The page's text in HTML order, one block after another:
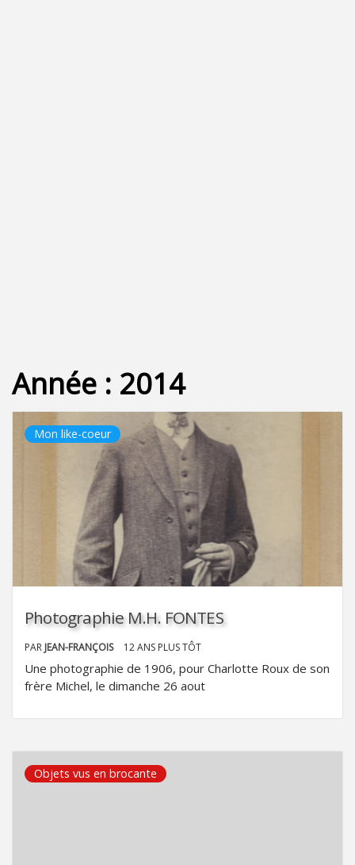
Année : 2014
Mon like-coeur
Photographie M.H. FONTES
PAR JEAN-FRANÇOIS 12 ANS PLUS TÔT
Une photographie de 1906, pour Charlotte Roux de son
frère Michel, le dimanche 26 aout
Objets vus en brocante